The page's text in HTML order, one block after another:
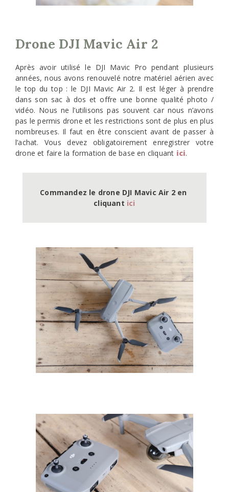
Drone DJI Mavic Air 2
Après avoir utilisé le DJI Mavic Pro pendant plusieurs
années, nous avons renouvelé notre matériel aérien avec
le top du top : le DJI Mavic Air 2. Il est léger à prendre
dans son sac à dos et offre une bonne qualité photo /
vidéo. Nous ne l’utilisons pas souvent car nous n’avons
pas le permis drone et les restrictions sont de plus en plus
nombreuses. Il faut en être conscient avant de passer à
l’achat. Vous devez obligatoirement enregistrer votre
drone et faire la formation de base en cliquant ici.
Commandez le drone DJI Mavic Air 2 en
cliquant ici